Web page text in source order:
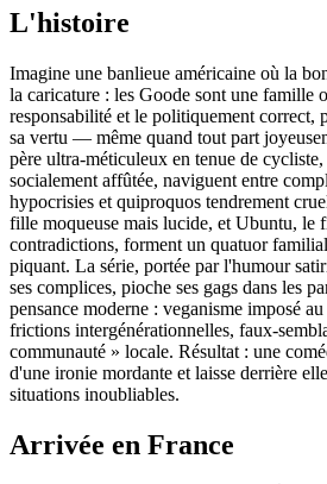
L'histoire
Imagine une banlieue américaine où la
la caricature : les Goode sont une famille
responsabilité et le politiquement correct,
sa vertu — même quand tout part
père ultra-méticuleux en tenue de
socialement affûtée, naviguent entre
hypocrisies et quiproquos tendrement
fille moqueuse mais lucide, et Ubuntu, le
contradictions, forment un quatuor
piquant. La série, portée par l'humour
ses complices, pioche ses gags dans les
pensance moderne : veganisme imposé
frictions intergénérationnelles, faux-
communauté » locale. Résultat : une
d'une ironie mordante et laisse derrière
situations inoubliables.
Arrivée en France